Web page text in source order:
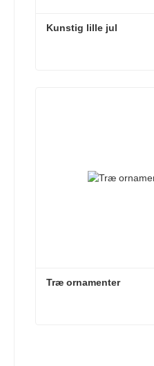
Kunstig lille jul
Træ ornamenter